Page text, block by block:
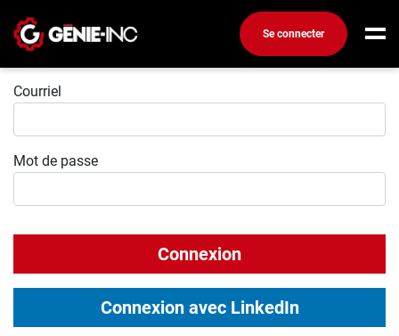
Se connecter
Connexion
Emplois
Ma boîte à outils
Conseils carrière
Métiers
Connexion
Courriel
Mot de passe
Connexion
Connexion avec LinkedIn